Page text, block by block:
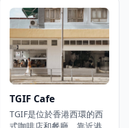
有獨特的通花磚牆裝飾，
散發文青氣息。咖啡廳以
友善的柴犬作為店舖吉祥
物，增添迷人特色。一浪
咖啡廳在當地社區獲得認
可，並曾被各種媒體報
導，展示了小型本地企業
素文化融合作出貢獻。
TGIF Cafe
TGIF是位於香港西環的西